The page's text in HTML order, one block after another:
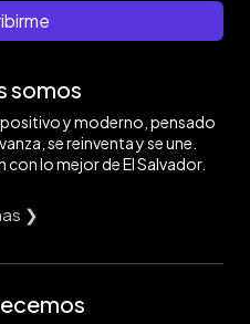
somos
y moderno, pensado
se reinventa y se une.
lo mejor de El Salvador.
❯